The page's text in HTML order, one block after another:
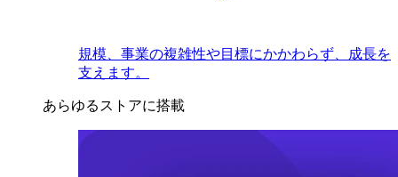
規模、事業の複雑性や目標にかかわらず、成長を
支えます。
あらゆるストアに搭載